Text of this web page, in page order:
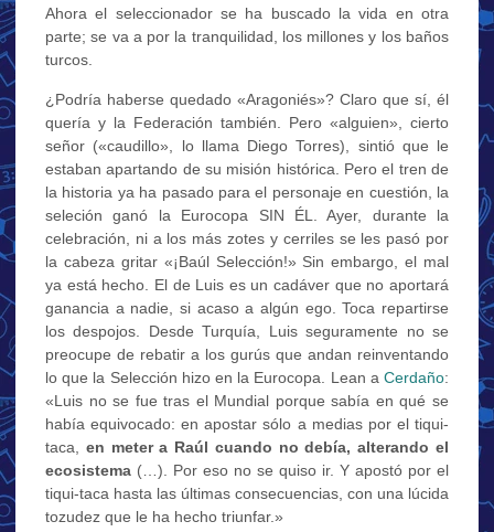
Ahora el seleccionador se ha buscado la vida en otra
parte; se va a por la tranquilidad, los millones y los baños
turcos.
¿Podría haberse quedado «Aragoniés»? Claro que sí, él
quería y la Federación también. Pero «alguien», cierto
señor («caudillo», lo llama Diego Torres), sintió que le
estaban apartando de su misión histórica. Pero el tren de
la historia ya ha pasado para el personaje en cuestión, la
seleción ganó la Eurocopa SIN ÉL. Ayer, durante la
celebración, ni a los más zotes y cerriles se les pasó por
la cabeza gritar «¡Baúl Selección!» Sin embargo, el mal
ya está hecho. El de Luis es un cadáver que no aportará
ganancia a nadie, si acaso a algún ego. Toca repartirse
los despojos. Desde Turquía, Luis seguramente no se
preocupe de rebatir a los gurús que andan reinventando
lo que la Selección hizo en la Eurocopa. Lean a Cerdaño:
«Luis no se fue tras el Mundial porque sabía en qué se
había equivocado: en apostar sólo a medias por el tiqui-
taca, en meter a Raúl cuando no debía, alterando el
ecosistema (…). Por eso no se quiso ir. Y apostó por el
tiqui-taca hasta las últimas consecuencias, con una lúcida
tozudez que le ha hecho triunfar.»